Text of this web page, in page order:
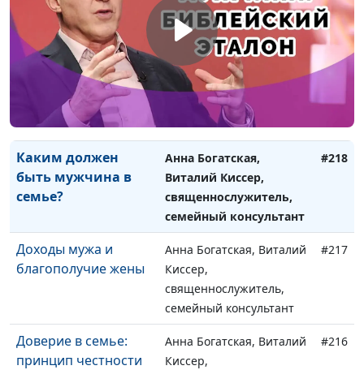
думают мужчины и
женщины?
Лебедева, психолог
Конфликты в семье:
предвидеть заранее,
решать вовремя
Анна Богатская, Виталий
Киссер,
священнослужитель,
семейный консультант
#219
Каким должен
быть мужчина в
семье?
Анна Богатская,
Виталий Киссер,
священнослужитель,
семейный консультант
#218
Доходы мужа и
благополучие жены
Анна Богатская, Виталий
Киссер,
священнослужитель,
семейный консультант
#217
Доверие в семье:
принцип честности
Анна Богатская, Виталий
Киссер,
#216